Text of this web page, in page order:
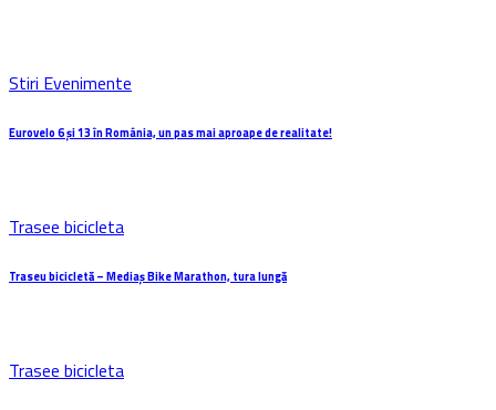
Stiri Evenimente
Eurovelo 6 și 13 în România, un pas mai aproape de realitate!
Trasee bicicleta
Traseu bicicletă – Mediaș Bike Marathon, tura lungă
Trasee bicicleta